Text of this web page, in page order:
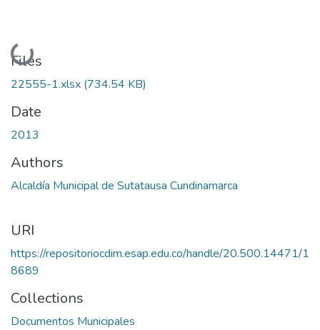
Loading...
Files
22555-1.xlsx (734.54 KB)
Date
2013
Authors
Alcaldía Municipal de Sutatausa Cundinamarca
URI
https://repositoriocdim.esap.edu.co/handle/20.500.14471/1
8689
Collections
Documentos Municipales